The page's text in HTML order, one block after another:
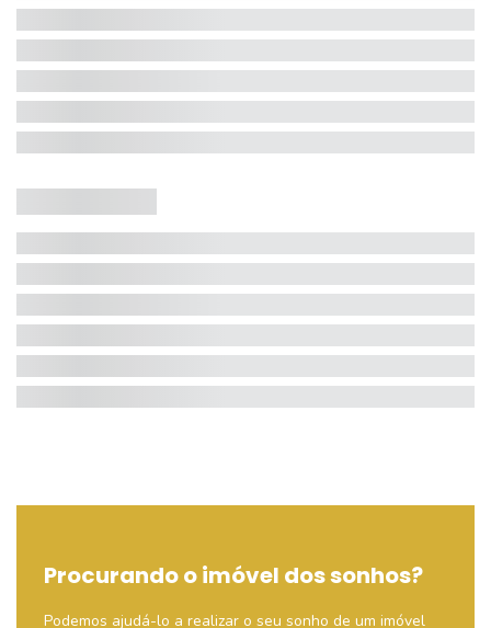
Procurando o imóvel dos sonhos?
Podemos ajudá-lo a realizar o seu sonho de um imóvel